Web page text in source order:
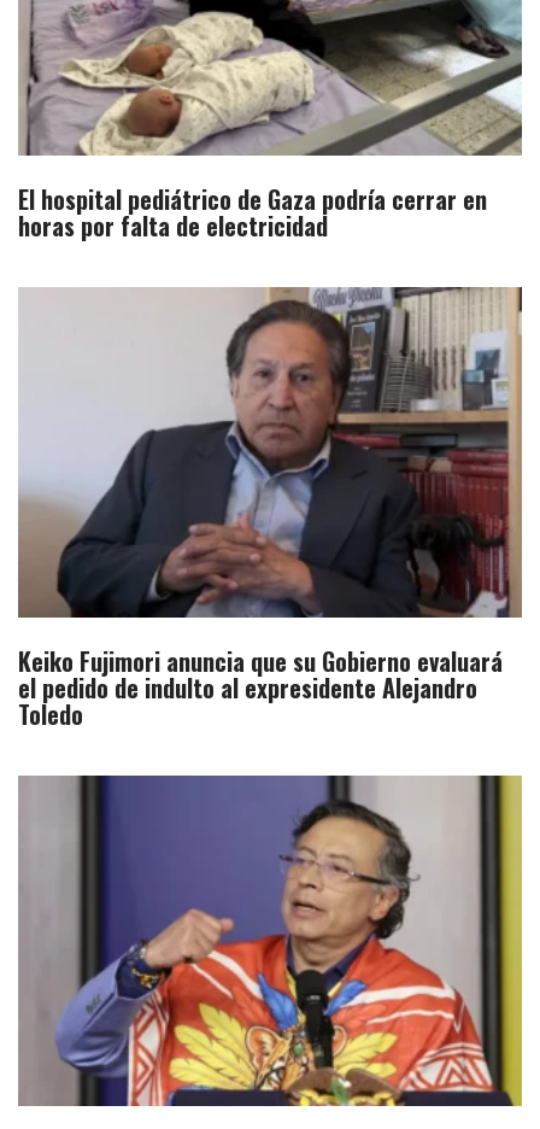
El hospital pediátrico de Gaza podría cerrar en
horas por falta de electricidad
Keiko Fujimori anuncia que su Gobierno evaluará
el pedido de indulto al expresidente Alejandro
Toledo